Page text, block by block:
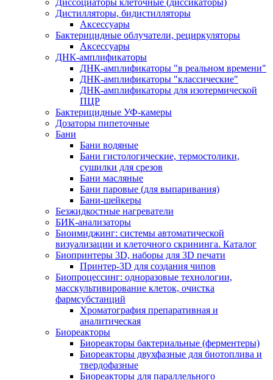
Диссоциаторы клеточные (диссикаторы)
Дистилляторы, бидистилляторы
Аксессуары
Бактерицидные облучатели, рециркуляторы
Аксессуары
ДНК-амплификаторы
ДНК-амплификаторы "в реальном времени"
ДНК-амплификаторы "классические"
ДНК-амплификаторы для изотермической
ПЦР
Бактерицидные УФ-камеры
Дозаторы пипеточные
Бани
Бани водяные
Бани гистологические, термостолики,
сушилки для срезов
Бани масляные
Бани паровые (для выпаривания)
Бани-шейкеры
Безжидкостные нагреватели
БИК-анализаторы
Биоимиджинг: системы автоматической
визуализации и клеточного скрининга. Каталог
Биопринтеры 3D, наборы для 3D печати
Принтер-3D для создания чипов
Биопроцессинг: одноразовые технологии,
масскультивирование клеток, очистка
фармсубстанций
Хроматография препаративная и
аналитическая
Биореакторы
Биореакторы бактериальные (ферментеры)
Биореакторы двухфазные для биотоплива и
твердофазные
Биореакторы для параллельного